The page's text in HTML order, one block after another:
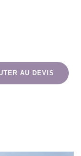
AU DEVIS